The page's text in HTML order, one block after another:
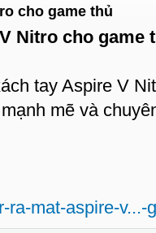
cho game thủ
Nitro cho game
tay Aspire V
mẽ và
ra-mat-aspire-v...-